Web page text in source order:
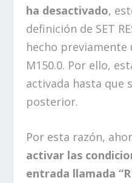
ha desactivado,
definición de SET
hecho previamente
M150.0. Por ello,
activada hasta que
posterior.
Por esta razón,
activar las
entrada llamada